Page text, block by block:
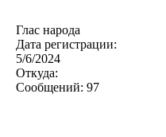
Глас народа
Дата регистрации:
5/6/2024
Откуда:
Сообщений: 97